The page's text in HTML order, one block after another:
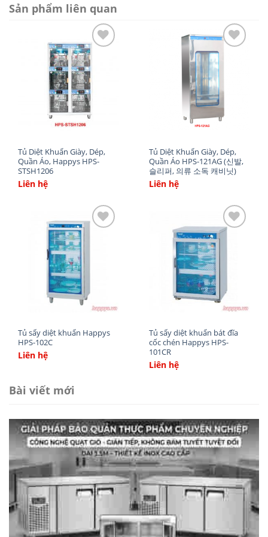
Kích thước: 645x585x1870mm
Điện áp: 220V/50Hz
Công suất: 2.31kw
Quạt tuần hoàn :2 cái
Đèn UV (Sankyo) : 4 cái
Thanh không gỉ : 24 cái
Nhiệt độ : 1~50 độ C
Khối lượng: 70 Kg
Xuất xứ: Nhà máy Happys tại Việt Nam
Tủ Tiệt Trùng Giày Dép Bằng Tia UV Inox Happys HPS-
STSH1202
Dưới đây là những vai trò quan trọng
nhất của dòng tủ này:
Sản phẩm liên quan
wishlist
Tủ Diệt Khuẩn Giày, Dép,
Quần Áo, Happys HPS-
STSH1206
Liên hệ
wishlist
Tủ Diệt Khuẩn Giày, Dép,
Quần Áo HPS-121AG (신발,
슬리퍼, 의류 소독 캐비닛)
Liên hệ
Tủ sấy diệt khuẩn Happys
HPS-102C
Liên hệ
wishlist
Tủ sấy diệt khuẩn bát đĩa
cốc chén Happys HPS-
101CR
Liên hệ
Bài viết mới